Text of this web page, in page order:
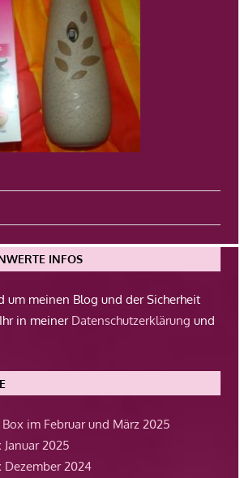
INFOS
um meinen Blog und der Sicherheit
in meiner Datenschutzerklärung und
im Februar und März 2025
2025
Dezember 2024